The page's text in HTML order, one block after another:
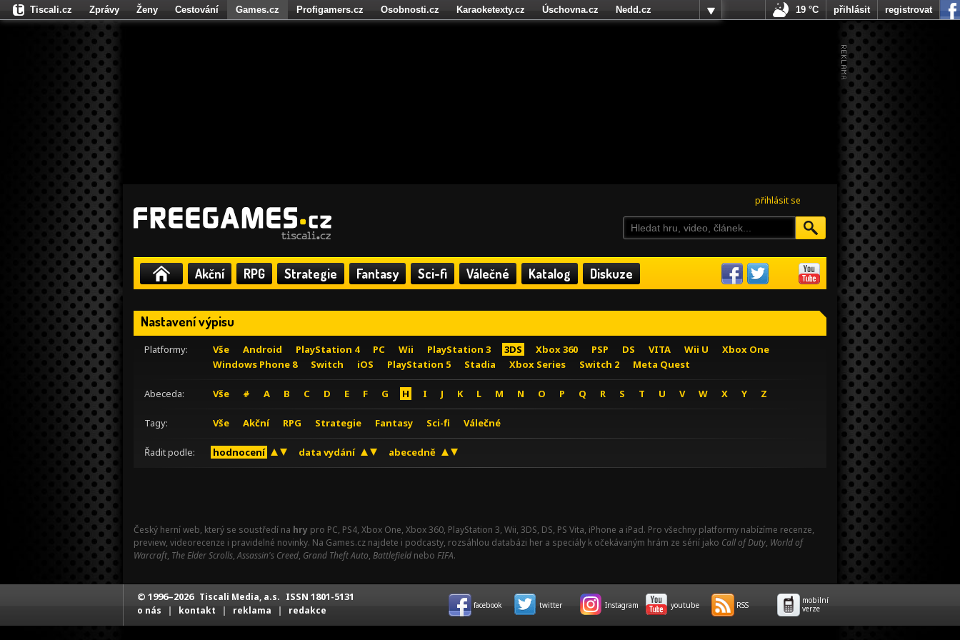
přihlásit se
Akční RPG Strategie Fantasy Sci-fi Válečné Katalog Diskuze
Nastavení výpisu
Platformy: Vše Android PlayStation 4 PC Wii PlayStation 3 3DS Xbox 360 PSP DS VITA Wii U
Xbox One
Windows Phone 8
Switch iOS PlayStation 5 Stadia Xbox Series Switch 2 Meta Quest
Abeceda: Vše # A B C D E F G H I J K L M N O P Q R S T U V W X Y Z
Tagy: Vše Akční RPG Strategie Fantasy Sci-fi Válečné
Řadit podle: hodnocení data vydání abecedně
Český herní web, který se soustředí na hry pro PC, PS4, Xbox One, Xbox 360, PlayStation 3, Wii, 3DS, DS, PS Vita, iPhone a iPad. Pro všechny platformy nabízíme recenze,
preview, videorecenze i pravidelné novinky. Na Games.cz najdete i podcasty, rozsáhlou databázi her a speciály k očekávaným hrám ze sérií jako Call of Duty, World of
Warcraft, The Elder Scrolls,Assassin's Creed, Grand Theft Auto, Battlefield nebo FIFA.
Tiscali.cz Zprávy Ženy Cestování Games.cz Profigamers.cz Osobnosti.cz Karaoketexty.cz Úschovna.cz
Nedd.cz
Fights.cz
19 °C přihlásit registrovat
© 1996–2026 Tiscali Media, a.s. ISSN 1801-5131
o nás | kontakt | reklama | redakce facebook twitter Instagram youtube RSS
mobilní
verze